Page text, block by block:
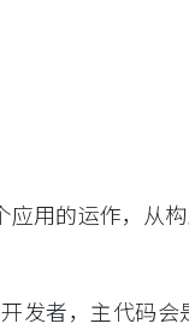
用的运作，从
发者，主代码